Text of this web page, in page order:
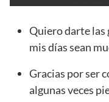
Quiero darte las
mis días sean
Gracias por ser
algunas veces